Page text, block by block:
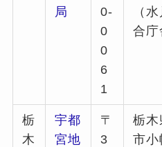
局
0-
0
0
6
1
（
合庁
栃
木
宇都
宮地
〒
3
栃木
市小